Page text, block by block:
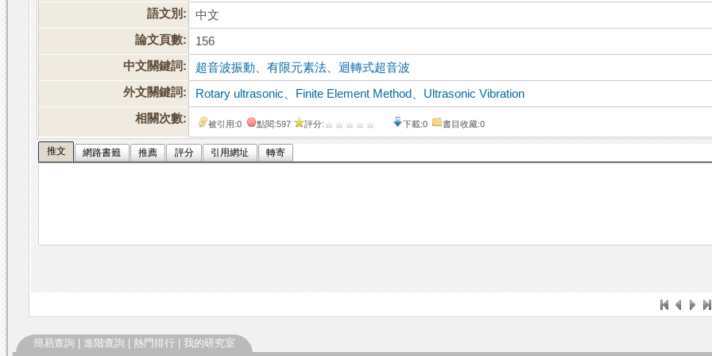
語文別:
中文
論文頁數:
156
中文關鍵詞:
超音波振動 、有限元素法 、迴轉式超音波
外文關鍵詞:
Rotary ultrasonic Finite Element Method
Ultrasonic Vibration
相關次數:
被引用:0 點閱:597 評分: 下載:0 書目收藏:0
推文 網路書籤 推薦 評分 引用網址 轉寄
簡易查詢 進階查詢 熱門排行 我的研究室